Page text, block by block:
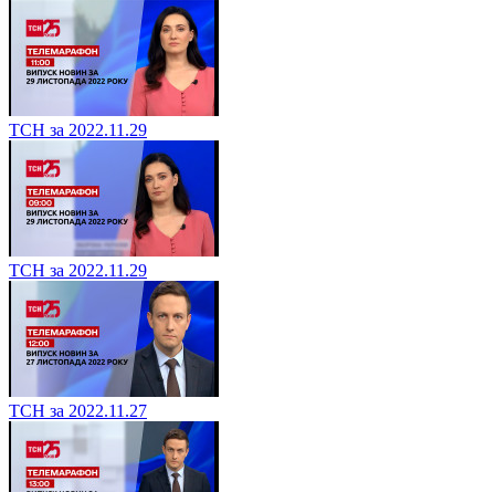
ТСН за 2022.11.29
ТСН за 2022.11.29
ТСН за 2022.11.27